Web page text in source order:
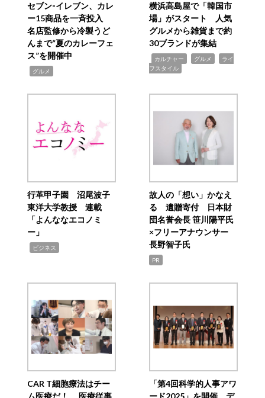
セブン‐イレブン、カレ
ー15商品を一斉投入
名店監修から冷製うど
んまで“夏のカレーフェ
ス”を開催中
グルメ
横浜高島屋で「韓国市
場」がスタート 人気
グルメから雑貨まで約
30ブランドが集結
カルチャー グルメ
ライ
フスタイル
行革甲子園 沼尾波子
東洋大学教授 連載
「よんななエコノミ
ー」
ビジネス
故人の「想い」かなえ
る 遺贈寄付 日本財
団名誉会長 笹川陽平氏
×フリーアナウンサー
長野智子氏
PR
CAR T細胞療法はチー
「第4回科学的人事アワ